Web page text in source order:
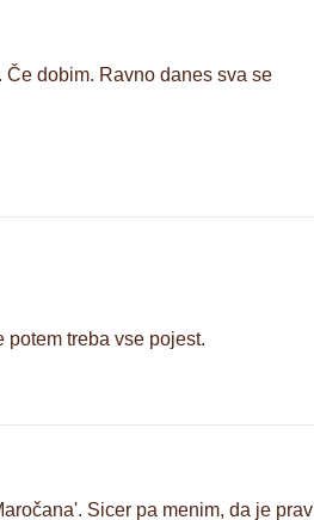
dobim. Ravno danes sva se
treba vse pojest.
Sicer pa menim, da je prav